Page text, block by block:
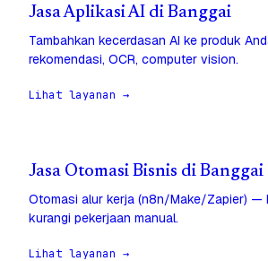
Jasa Aplikasi AI di Banggai
Tambahkan kecerdasan AI ke produk
rekomendasi, OCR, computer vision.
Lihat layanan →
Jasa Otomasi Bisnis di Banggai
Otomasi alur kerja (n8n/Make/Zapier) —
kurangi pekerjaan manual.
Lihat layanan →